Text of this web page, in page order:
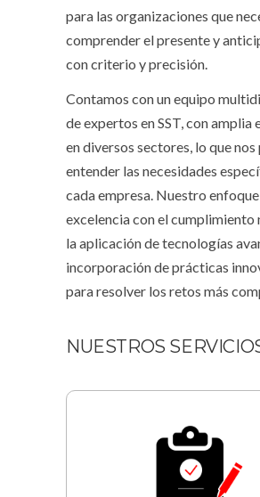
para las organizaciones que
comprender el presente y
con criterio y precisión.
Contamos con un equipo
de expertos en SST, con amplia
en diversos sectores, lo que
entender las necesidades
cada empresa. Nuestro
excelencia con el cumplimiento
la aplicación de tecnologías
incorporación de prácticas
para resolver los retos más
NUESTROS